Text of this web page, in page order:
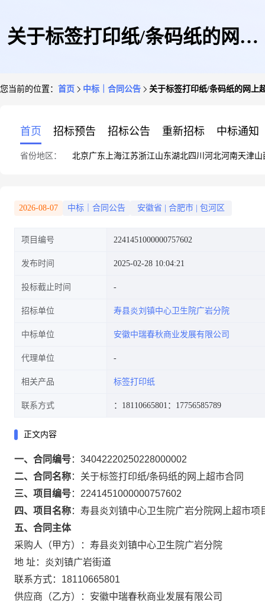
关于标签打印纸/条码纸的网上
您当前的位置： 首页 中标｜合同公告 关于标签打印纸/条码纸的网上
首页 招标预告 招标公告 重新招标 中标通知
省份地区： 北京广东 上海江苏浙江山东湖北四川 河北河南天津山
2026-08-07 中标｜合同公告 安徽省 合肥市 包河区
项目编号 2241451000000757602
发布时间 2025-02-28 10:04:21
投标截止时间
招标单位 寿县炎刘镇中心卫生院广岩分院
中标单位 安徽中瑞春秋商业发展有限公司
代理单位
相关产品 标签打印纸
联系方式 ：18110665801 ：17756585789
正文内容
一、合同编号： 34042220250228000002
二、合同名称： 关于标签打印纸/条码纸的网上超市合同
三、项目编号： 2241451000000757602
四、项目名称： 寿县炎刘镇中心卫生院广岩分院网上超市项
五、合同主体
采购人（甲方）： 寿县炎刘镇中心卫生院广岩分院
地 址： 炎刘镇广岩街道
联系方式： 18110665801
供应商（乙方）： 安徽中瑞春秋商业发展有限公司